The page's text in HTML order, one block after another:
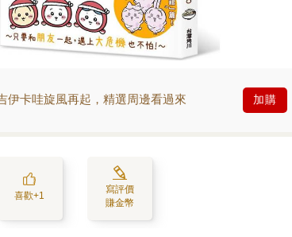
伊卡哇旋風再起，精選周邊看過來 加購
喜歡+1
寫評價
賺金幣